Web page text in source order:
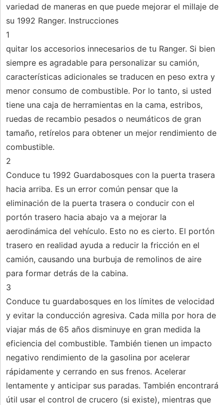
variedad de maneras en que puede mejorar el millaje de
su 1992 Ranger. Instrucciones
1
quitar los accesorios innecesarios de tu Ranger. Si bien
siempre es agradable para personalizar su camión,
características adicionales se traducen en peso extra y
menor consumo de combustible. Por lo tanto, si usted
tiene una caja de herramientas en la cama, estribos,
ruedas de recambio pesados ​​o neumáticos de gran
tamaño, retírelos para obtener un mejor rendimiento de
combustible.
2
Conduce tu 1992 Guardabosques con la puerta trasera
hacia arriba. Es un error común pensar que la
eliminación de la puerta trasera o conducir con el
portón trasero hacia abajo va a mejorar la
aerodinámica del vehículo. Esto no es cierto. El portón
trasero en realidad ayuda a reducir la fricción en el
camión, causando una burbuja de remolinos de aire
para formar detrás de la cabina.
3
Conduce tu guardabosques en los límites de velocidad
y evitar la conducción agresiva. Cada milla por hora de
viajar más de 65 años disminuye en gran medida la
eficiencia del combustible. También tienen un impacto
negativo rendimiento de la gasolina por acelerar
rápidamente y cerrando en sus frenos. Acelerar
lentamente y anticipar sus paradas. También encontrará
útil usar el control de crucero (si existe), mientras que